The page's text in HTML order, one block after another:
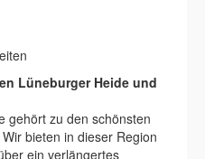
Lüneburger Heide und
gehört zu den schönsten
bieten in dieser Region
ein verlängertes